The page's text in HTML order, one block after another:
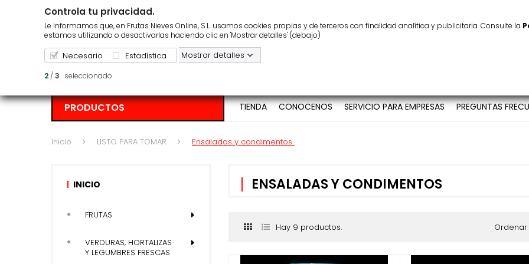
¿Repartimos en tu zona?
PRODUCTOS TIENDA CONOCENOS SERVICIO PARA EMPRESAS PREGUNTAS
Inicio LISTO PARA TOMAR Ensaladas y condimentos
INICIO
FRUTAS
VERDURAS, HORTALIZAS
Y LEGUMBRES FRESCAS
ENSALADAS Y CONDIMENTOS
Hay 9 productos. Ordenar
Controla tu privacidad.
Le informamos que, en Frutas Nieves Online, S.L. usamos cookies propias y de terceros con finalidad analítica y publicitaria. Consulte la
estamos utilizando o desactivarlas haciendo clic en 'Mostrar detalles' (debajo)
Necesario Estadística Mostrar detalles
2 /3 seleccionado